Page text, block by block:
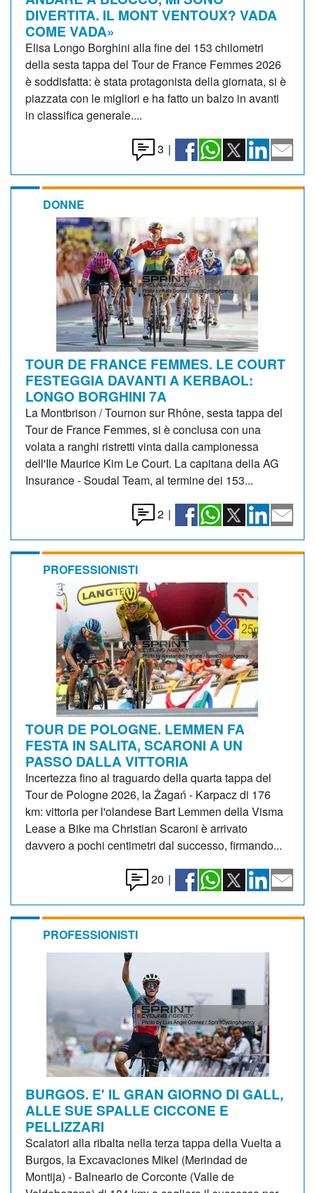
DIVERTITA. IL MONT VENTOUX? VADA
COME VADA»
Elisa Longo Borghini alla fine dei 153 chilometri
della sesta tappa del Tour de France Femmes 2026
è soddisfatta: è stata protagonista della giornata, si è
piazzata con le migliori e ha fatto un balzo in avanti
in classifica generale....
3 |
DONNE
TOUR DE FRANCE FEMMES. LE COURT
FESTEGGIA DAVANTI A KERBAOL:
LONGO BORGHINI 7A
La Montbrison / Tournon sur Rhône, sesta tappa del
Tour de France Femmes, si è conclusa con una
volata a ranghi ristretti vinta dalla campionessa
dell'Ile Maurice Kim Le Court. La capitana della AG
Insurance - Soudal Team, al termine dei 153...
2 |
PROFESSIONISTI
TOUR DE POLOGNE. LEMMEN FA
FESTA IN SALITA, SCARONI A UN
PASSO DALLA VITTORIA
Incertezza fino al traguardo della quarta tappa del
Tour de Pologne 2026, la Żagań - Karpacz di 176
km: vittoria per l'olandese Bart Lemmen della Visma
Lease a Bike ma Christian Scaroni è arrivato
davvero a pochi centimetri dal successo, firmando...
20 |
PROFESSIONISTI
BURGOS. E' IL GRAN GIORNO DI GALL,
ALLE SUE SPALLE CICCONE E
PELLIZZARI
Scalatori alla ribalta nella terza tappa della Vuelta a
Burgos, la Excavaciones Mikel (Merindad de
Montija) - Balneario de Corconte (Valle de